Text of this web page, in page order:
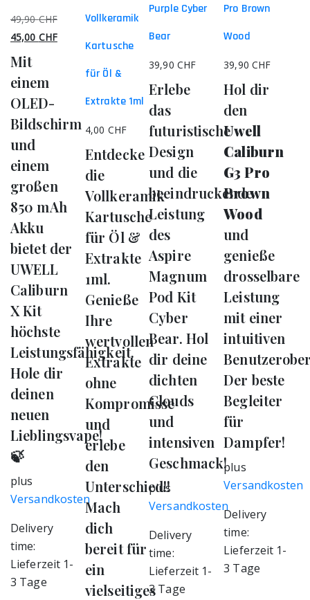
auf
der
Produktseite
gewählt
werden
49,90CHFUrsprünglicher
Preis
49,90 CHF
45,00 CHFAktueller
Mit
einem
OLED-
Bildschirm
und
einem
großen
850 mAh
Akku
bietet der
UWELL
Caliburn
X Kit
höchste
Leistungsfähigkeit.
Hole dir
deinen
neuen
Lieblingsvape!
🍃
plus
Versandkosten
Delivery
time:
Lieferzeit 1-
3 Tage
Vollkeramik
Kartusche
für Öl &
Extrakte 1ml
4,00 CHF
Entdecke
die
Vollkeramik
Kartusche
für Öl &
Extrakte
1ml.
Genieße
Ihre
wertvollen
Extrakte
ohne
Kompromisse
und
erlebe
den
Unterschied!!
Mach
dich
bereit für
ein
vielseitiges
Purple Cyber
Bear
39,90 CHF
Erlebe
das
futuristische
Design
und die
beeindruckende
Leistung
des
Aspire
Magnum
Pod Kit
Cyber
Bear. Hol
dir deine
dichten
Clouds
und
intensiven
Geschmack!
plus
Versandkosten
Delivery
time:
Lieferzeit 1-
3 Tage
Pro Brown
Wood
39,90 CHF
Hol dir
den
Uwell
Caliburn
G3 Pro
Brown
Wood
und
genieße
drosselbare
Leistung
mit einer
intuitiven
Der beste
Begleiter
für
Dampfer!
plus
Versandkosten
Delivery
time:
Lieferzeit 1-
3 Tage